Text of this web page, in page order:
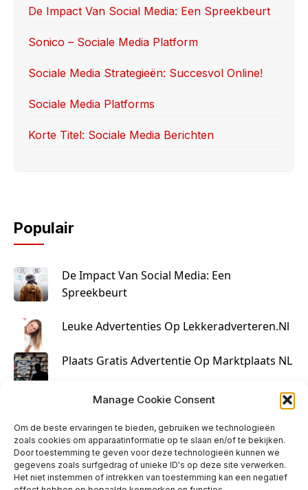
Manage Cookie Consent
Om de beste ervaringen te bieden, gebruiken we technologieën
zoals cookies om apparaatinformatie op te slaan en/of te bekijken.
Door toestemming te geven voor deze technologieën kunnen we
gegevens zoals surfgedrag of unieke ID's op deze site verwerken.
Het niet instemmen of intrekken van toestemming kan een negatief
o
o
o
n
De Impact Van Social Media: Een Spreekbeurt
Sonico – Sociale Media Platform
Sociale Media Strategieën: Succesvol Online!
Sociale Media Platforms
Korte Titel: Sociale Media Berichten
Populair
De Impact Van Social Media: Een
Spreekbeurt
Leuke Advertenties Op Lekkeradverteren.nl
Plaats Gratis Advertentie Op Marktplaats NL
Kruisbestuiving Voor Succesvolle Marketing